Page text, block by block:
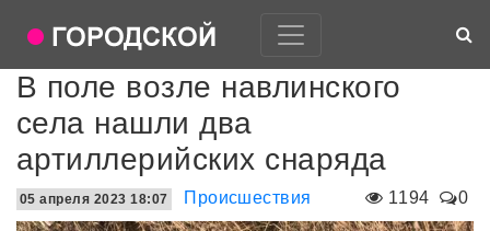
В поле возле навлинского
села нашли два
артиллерийских снаряда
1194 0
05 апреля 2023 18:07 Происшествия